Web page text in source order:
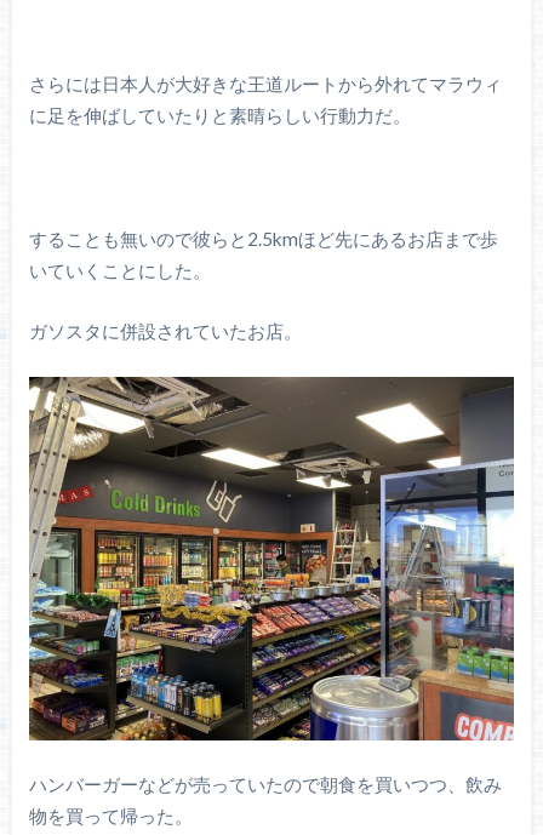
さらには日本人が大好きな王道ルートから外れてマラウィ
に足を伸ばしていたりと素晴らしい行動力だ。
することも無いので彼らと2.5kmほど先にあるお店まで歩
いていくことにした。
ガソスタに併設されていたお店。
ハンバーガーなどが売っていたので朝食を買いつつ、飲み
物を買って帰った。